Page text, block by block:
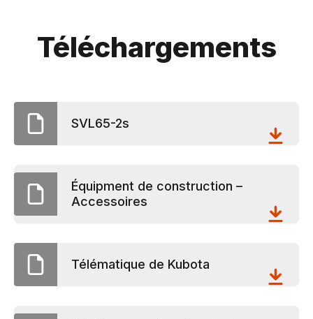
Téléchargements
SVL65-2s
Équipment de construction –
Accessoires
Télématique de Kubota